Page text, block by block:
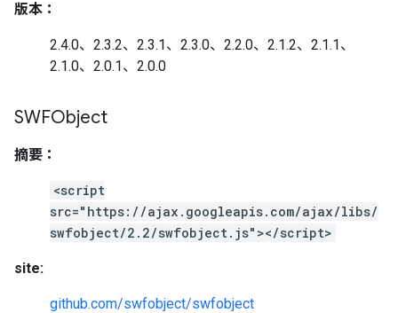
版本：
2.4.0、2.3.2、2.3.1、2.3.0、2.2.0、2.1.2、2.1.1、
2.1.0、2.0.1、2.0.0
SWFObject
摘要：
<script
src="https://ajax.googleapis.com/ajax/libs/
swfobject/2.2/swfobject.js"></script>
site:
github.com/swfobject/swfobject